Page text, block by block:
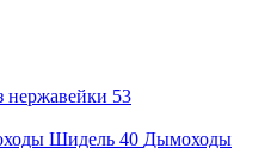
нержавейки 53
Шидель 40 Дымоходы